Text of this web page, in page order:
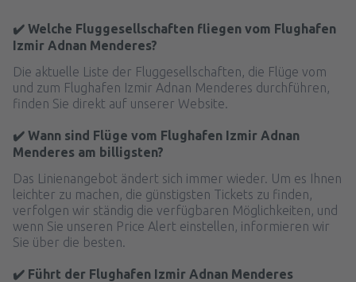
✔️ Welche Fluggesellschaften fliegen vom Flughafen
Izmir Adnan Menderes?
Die aktuelle Liste der Fluggesellschaften, die Flüge vom
und zum Flughafen Izmir Adnan Menderes durchführen,
finden Sie direkt auf unserer Website.
✔️ Wann sind Flüge vom Flughafen Izmir Adnan
Menderes am billigsten?
Das Linienangebot ändert sich immer wieder. Um es Ihnen
leichter zu machen, die günstigsten Tickets zu finden,
verfolgen wir ständig die verfügbaren Möglichkeiten, und
wenn Sie unseren Price Alert einstellen, informieren wir
Sie über die besten.
✔️ Führt der Flughafen Izmir Adnan Menderes